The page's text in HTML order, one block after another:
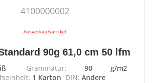
4100000002
Ausverkaufsartikel
90g 61,0 cm 50 lfm
Grammatur: 90 g/m2
1 Karton DIN: Andere